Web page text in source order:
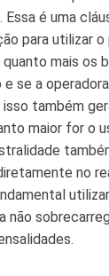
Essa é uma
para utilizar
mais os
se a
também
maior for o
no
não